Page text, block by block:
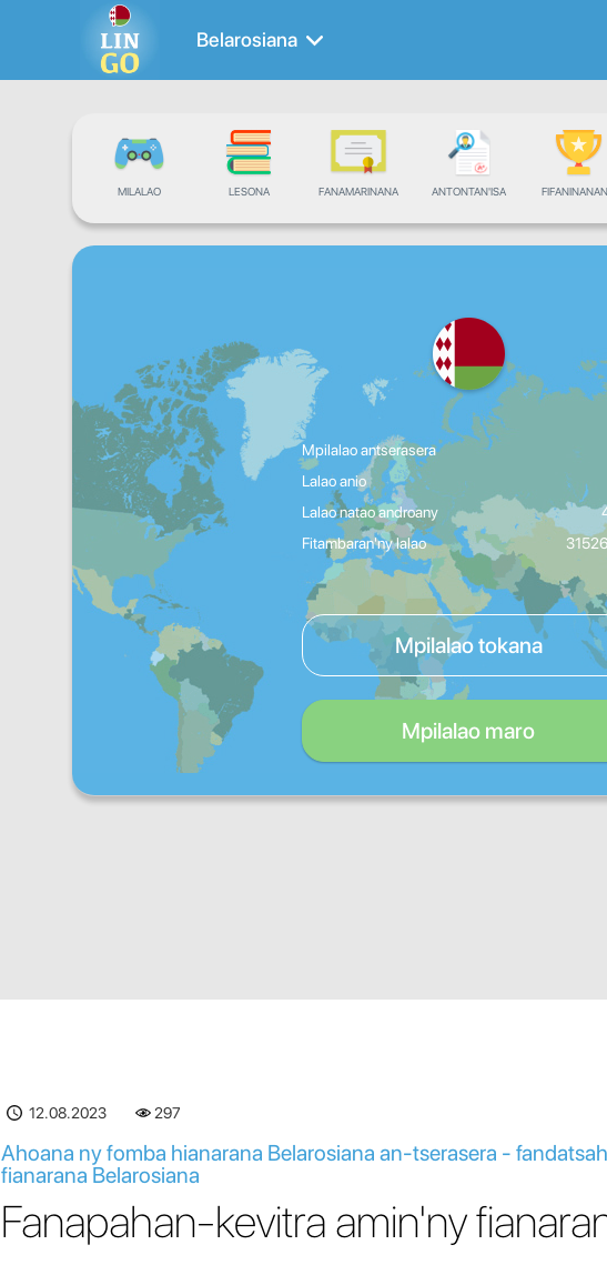
Belarosiana
MILALAO LESONA FANAMARINANA ANTONTAN'ISA
Mpilalao antserasera
Lalao anio
Lalao natao androany
Fitambaran'ny lalao
Mpilalao tokana
Mpilalao maro
12.08.2023 297
Ahoana ny fomba hianarana Belarosiana an-tserasera -
fianarana Belarosiana
Fanapahan-kevitra amin'ny